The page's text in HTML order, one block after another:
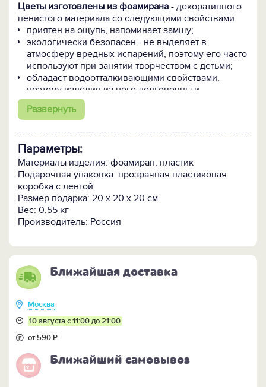
Цветы изготовлены из фоамирана - декоративного
пенистого материала со следующими свойствами.
приятен на ощупь, напоминает замшу;
экологически безопасен - не выделяет в
атмосферу вредных испарений, поэтому его часто
используют при занятии творчеством с детьми;
обладает водоотталкивающими свойствами,
поэтому изделия из него долговечны и
практичны.
Развернуть
Параметры:
Материалы изделия: фоамиран, пластик
Подарочная упаковка: прозрачная пластиковая
коробка с лентой
Размер подарка: 20 х 20 х 20 см
Вес: 0.55 кг
Производитель: Россия
Ближайшая доставка
Москва
10 августа с 11:00 до 21:00
от 590Р
Ближайший самовывоз